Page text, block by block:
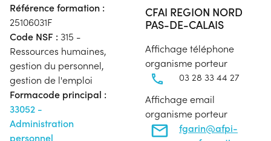
Référence formation :
25106031F
Code NSF : 315 -
Ressources humaines,
gestion du personnel,
gestion de l'emploi
Formacode principal :
33052 -
Administration
personnel
CFAI REGION NORD
PAS-DE-CALAIS
Affichage téléphone
organisme porteur
03 28 33 44 27
Affichage email
organisme porteur
fgarin@afpi-